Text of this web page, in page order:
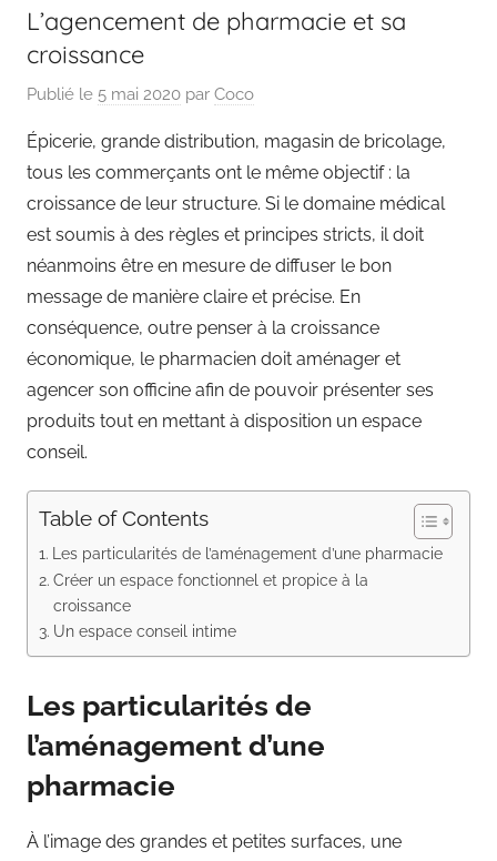
L’agencement de pharmacie et sa
croissance
Publié le 5 mai 2020 par Coco
Épicerie, grande distribution, magasin de bricolage,
tous les commerçants ont le même objectif : la
croissance de leur structure. Si le domaine médical
est soumis à des règles et principes stricts, il doit
néanmoins être en mesure de diffuser le bon
message de manière claire et précise. En
conséquence, outre penser à la croissance
économique, le pharmacien doit aménager et
agencer son officine afin de pouvoir présenter ses
produits tout en mettant à disposition un espace
conseil.
Table of Contents
Les particularités de l’aménagement d’une pharmacie
Créer un espace fonctionnel et propice à la
croissance
Un espace conseil intime
Les particularités de
l’aménagement d’une
pharmacie
À l’image des grandes et petites surfaces, une